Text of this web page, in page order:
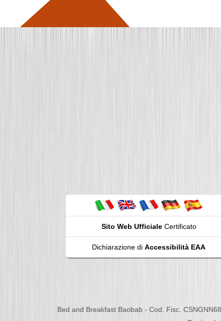
Sito Web UfficialeCertificato
Dichiarazione di Accessibilità EAA
Bed and Breakfast Baobab - Cod. Fisc.